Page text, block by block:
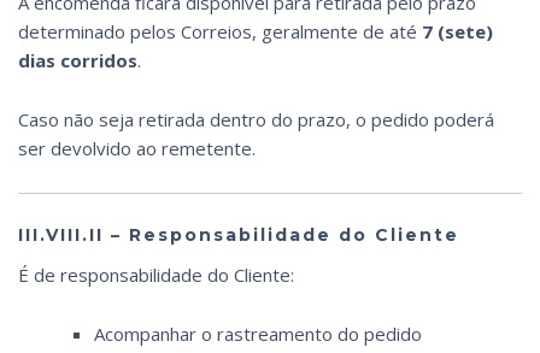
determinado pelos Correios, geralmente de até 7 (sete)
dias corridos.
Caso não seja retirada dentro do prazo, o pedido poderá
ser devolvido ao remetente.
III.VIII.II – Responsabilidade do Cliente
É de responsabilidade do Cliente:
Acompanhar o rastreamento do pedido